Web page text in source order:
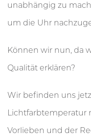
unabhängig zu
um die Uhr
Können wir nun, da
Qualität erklären?
Wir befinden uns
Lichtfarbtemperatur
Vorlieben und der